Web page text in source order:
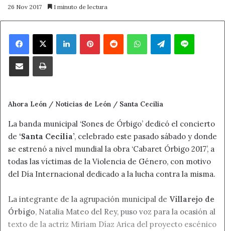
26 Nov 2017 1 minuto de lectura
Facebook
X LinkedInPinterestReddit WhatsAppTelegramLine
Compartir por correo electrónicoImprimir
Ahora León / Noticias de León / Santa Cecilia
La banda municipal ‘Sones de Órbigo’ dedicó el concierto
de ‘Santa Cecilia’, celebrado este pasado sábado y donde
se estrenó a nivel mundial la obra ‘Cabaret Órbigo 2017’, a
todas las víctimas de la Violencia de Género, con motivo
del Día Internacional dedicado a la lucha contra la misma.
La integrante de la agrupación municipal de Villarejo de
Órbigo, Natalia Mateo del Rey, puso voz para la ocasión al
texto de la actriz Miriam Díaz Arica del proyecto escénico